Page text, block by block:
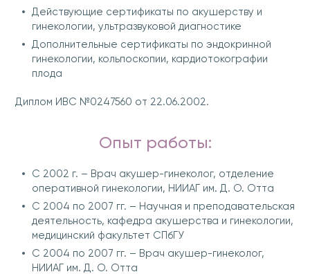
Действующие сертификаты по акушерству и
гинекологии, ультразвуковой диагностике
Дополнительные сертификаты по эндокринной
гинекологии, кольпоскопии, кардиотокографии
плода
Диплом ИВС №0247560 от 22.06.2002.
Опыт работы:
С 2002 г. – Врач акушер-гинеколог, отделение
оперативной гинекологии, НИИАГ им. Д. О. Отта
С 2004 по 2007 гг. – Научная и преподавательская
деятельность, кафедра акушерства и гинекологии,
медицинский факультет СПбГУ
С 2004 по 2007 гг. – Врач акушер-гинеколог,
НИИАГ им. Д. О. Отта